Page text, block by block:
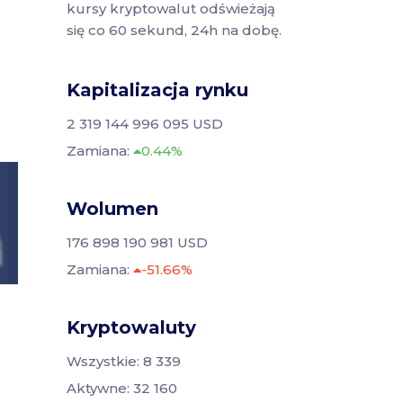
kursy kryptowalut odświeżają
się co 60 sekund, 24h na dobę.
Kapitalizacja rynku
2 319 144 996 095 USD
Zamiana:
0.44%
Wolumen
176 898 190 981 USD
Zamiana:
-51.66%
Kryptowaluty
Wszystkie: 8 339
Aktywne: 32 160